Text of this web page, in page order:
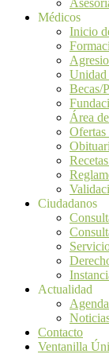
Médicos
Inicio
Becas/
Área
Ofertas
Ciudadanos
Actualidad
Contacto
Ventanilla